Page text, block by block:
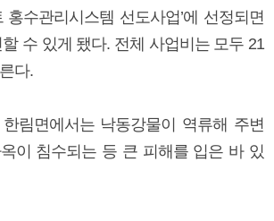
홍수관리시스템 선도사업’에 선정되면
수 있게 됐다. 전체 사업비는 모두 21
다.
림면에서는 낙동강물이 역류해 주변
이 침수되는 등 큰 피해를 입은 바 있